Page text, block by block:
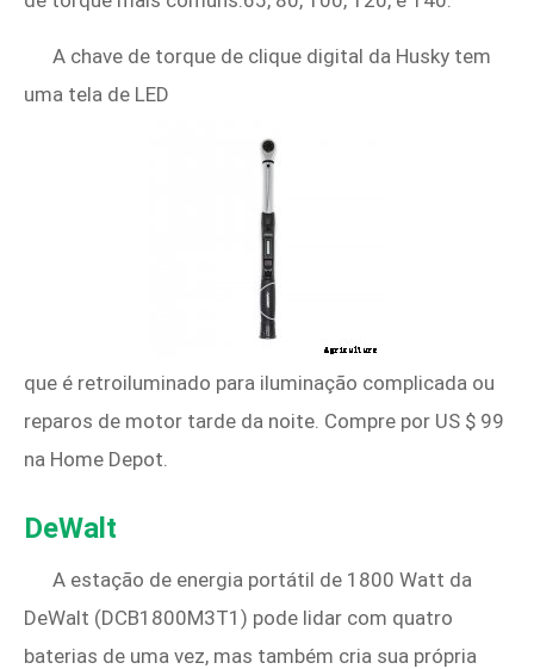
A chave de torque de clique digital da Husky tem
uma tela de LED
que é retroiluminado para iluminação complicada ou
reparos de motor tarde da noite. Compre por US $ 99
na Home Depot.
DeWalt
A estação de energia portátil de 1800 Watt da
DeWalt (DCB1800M3T1) pode lidar com quatro
baterias de uma vez, mas também cria sua própria